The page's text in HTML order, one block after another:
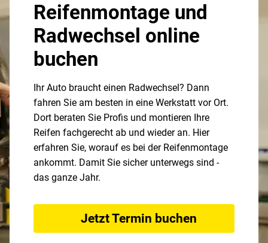
Reifenmontage und
Radwechsel online
buchen
Ihr Auto braucht einen Radwechsel? Dann
fahren Sie am besten in eine Werkstatt vor Ort.
Dort beraten Sie Profis und montieren Ihre
Reifen fachgerecht ab und wieder an. Hier
erfahren Sie, worauf es bei der Reifenmontage
ankommt. Damit Sie sicher unterwegs sind -
das ganze Jahr.
Jetzt Termin buchen